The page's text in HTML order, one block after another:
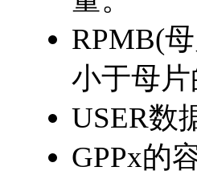
RPMB(
小于母片
USER数
GPPx的